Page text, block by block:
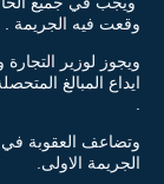
وقعت فيه الجريمة .
ويجوز لوزير
ايداع المبالغ
وتضاعف العقوبة في
الجريمة الاولى.